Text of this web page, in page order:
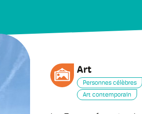
Art
Personnes célèbres
Art contemporain